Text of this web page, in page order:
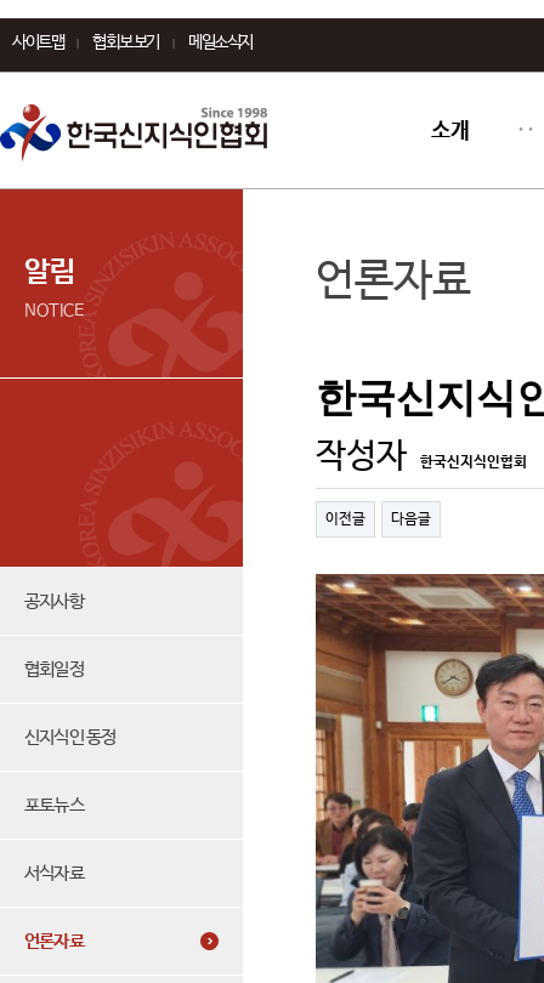
사이트맵 협회보 보기 메일소식지
소개
알림
NOTICE
공지사항
협회일정
신지식인 동정
포토뉴스
서식자료
언론자료
언론자료
한국신지식
작성자 한국신지식인협회
이전글 다음글